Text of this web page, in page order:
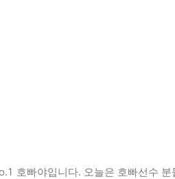
호빠야입니다. 오늘은 호빠선수